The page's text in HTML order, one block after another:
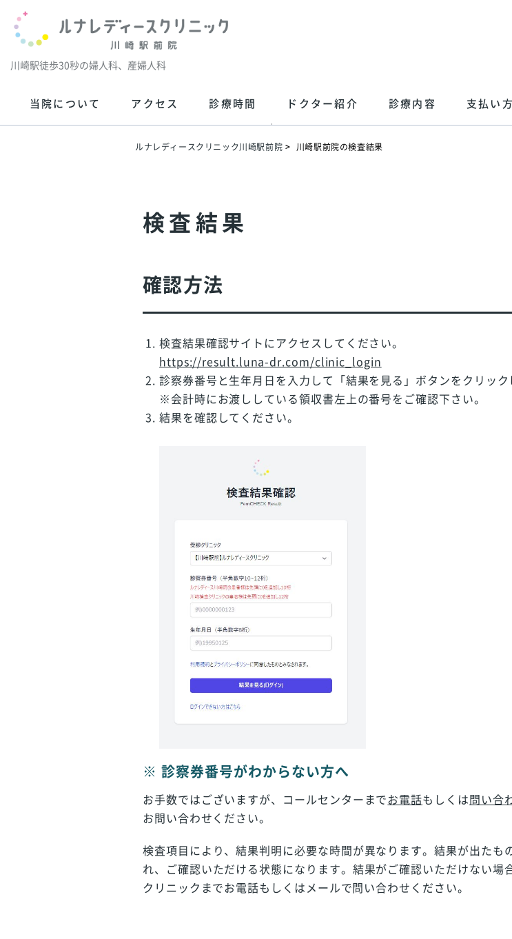
川崎駅徒歩30秒の婦人科、産婦人科
当院について アクセス 診療時間 ドクター紹介 診療内容 支払い
ルナレディースクリニック川崎駅前院 川崎駅前院の検査結果
検査結果
確認方法
検査結果確認サイトにアクセスしてください。
https://result.luna-dr.com/clinic_login
診察券番号と生年月日を入力して「結果を見る」ボタンをクリック
※会計時にお渡ししている領収書左上の番号をご確認下さい。
結果を確認してください。
※ 診察券番号がわからない方へ
お手数ではございますが、コールセンターまでお電話もしくは 問い合
お問い合わせください。
検査項目により、結果判明に必要な時間が異なります。結果が出たも
れ、ご確認いただける状態になります。結果がご確認いただけない場
クリニックまでお電話もしくはメールで問い合わせください。